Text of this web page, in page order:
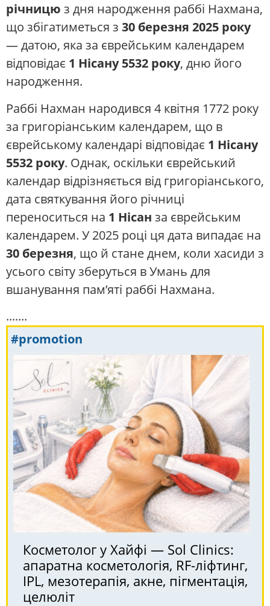
річницю з дня народження раббі Нахмана,
що збігатиметься з 30 березня 2025 року
— датою, яка за єврейським календарем
відповідає 1 Нісану 5532 року, дню його
народження.
Раббі Нахман народився 4 квітня 1772 року
за григоріанським календарем, що в
єврейському календарі відповідає 1 Нісану
5532 року. Однак, оскільки єврейський
календар відрізняється від григоріанського,
дата святкування його річниці
переноситься на 1 Нісан за єврейським
календарем. У 2025 році ця дата випадає на
30 березня, що й стане днем, коли хасиди з
усього світу зберуться в Умань для
вшанування пам’яті раббі Нахмана.
.......
#promotion
Косметолог у Хайфі — Sol Clinics:
апаратна косметологія, RF-ліфтинг,
IPL, мезотерапія, акне, пігментація,
целюліт